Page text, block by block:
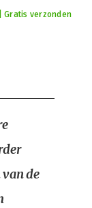
Gratis verzonden
de